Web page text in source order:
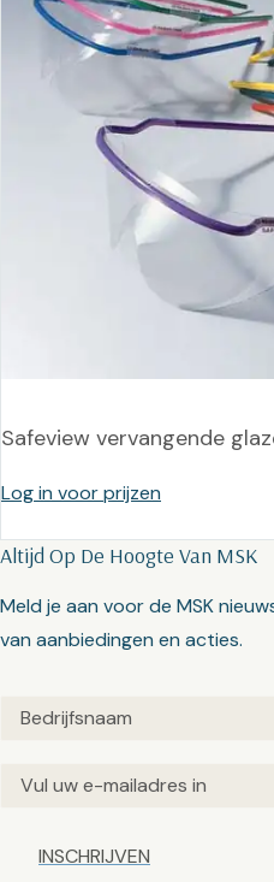
Safeview vervangende
Log in voor prijzen
Altijd Op De Hoogte Van MSK
Meld je aan voor de MSK
van aanbiedingen en acties.
Untitled(Vereist)
Email(Vereist)
Captcha